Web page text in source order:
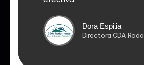
Dora Espitia
Directora CDA